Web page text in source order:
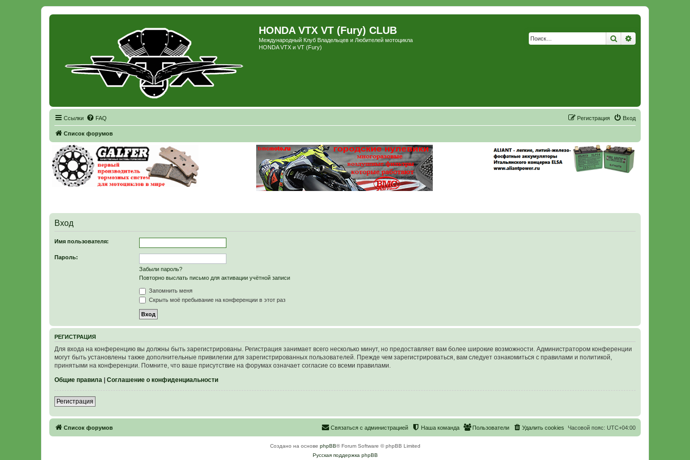
HONDA VTX VT (Fury) CLUB
Международный Клуб Владельцев и Любителей мотоцикла
HONDA VTX и VT (Fury)
Поиск
Ссылки FAQ Вход
Регистрация
Список форумов
Вход
Имя пользователя:
Пароль:
Забыли пароль?
Повторно выслать письмо для активации учётной записи
Запомнить меня
Скрыть моё пребывание на конференции в этот раз
РЕГИСТРАЦИЯ
Для входа на конференцию вы должны быть зарегистрированы. Регистрация занимает всего несколько минут, но предоставляет вам более широкие возможности. Администратором конференции
могут быть установлены также дополнительные привилегии для зарегистрированных пользователей. Прежде чем зарегистрироваться, вам следует ознакомиться с правилами и политикой,
принятыми на конференции. Помните, что ваше присутствие на форумах означает согласие со всеми правилами.
Общие правила | Соглашение о конфиденциальности
Регистрация
Список форумов Часовой пояс: UTC+04:00
Удалить cookies
Пользователи
Наша команда
Связаться с
Связаться с администрацией
Создано на основе phpBB® Forum Software © phpBB Limited
Русская поддержка phpBB